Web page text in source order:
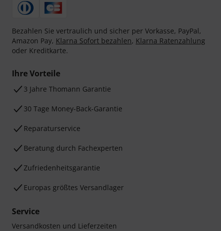
Bezahlen Sie vertraulich und sicher per Vorkasse, PayPal,
Amazon Pay, Klarna Sofort bezahlen, Klarna Ratenzahlung
oder Kreditkarte.
Ihre Vorteile
3 Jahre Thomann Garantie
30 Tage Money-Back-Garantie
Reparaturservice
Beratung durch Fachexperten
Zufriedenheitsgarantie
Europas größtes Versandlager
Service
Versandkosten und Lieferzeiten